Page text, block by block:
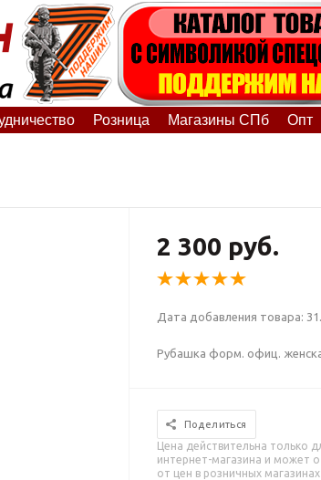
Розница Магазины СПб Опт
2 300 руб.
Дата добавления товара:
Рубашка форм. офиц.
Поделиться
Цена действительна только
интернет-магазина и может
от цен в розничных магазинах